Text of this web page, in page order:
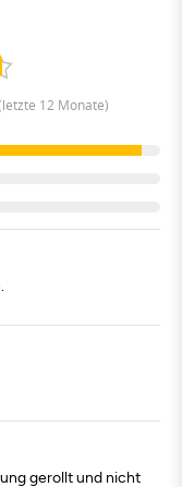
12 Monate)
gerollt und nicht